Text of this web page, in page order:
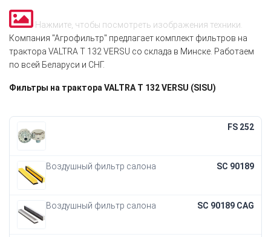
Нажмите, чтобы посмотреть изображения техники.
Компания "Агрофильтр" предлагает комплект фильтров на
трактора VALTRA T 132 VERSU со склада в Минске. Работаем
по всей Беларуси и СНГ.
Фильтры на трактора VALTRA T 132 VERSU (SISU)
FS 252
Воздушный фильтр салона SC 90189
Воздушный фильтр салона SC 90189 CAG